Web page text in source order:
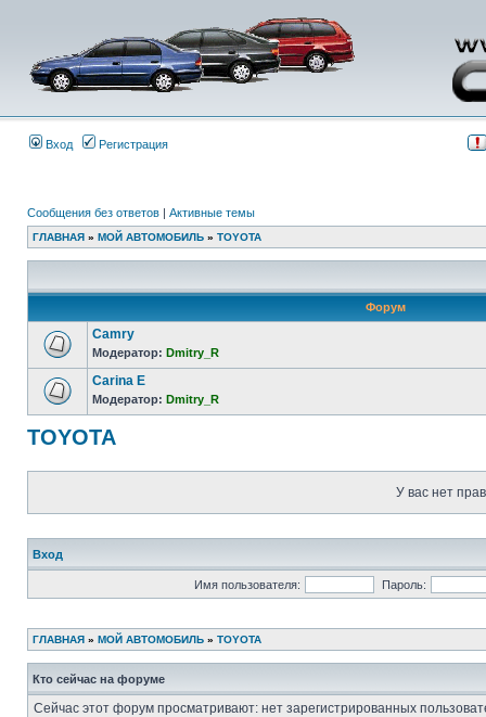
Вход Регистрация
Сообщения без ответов | Активные темы
ГЛАВНАЯ » МОЙ АВТОМОБИЛЬ » TOYOTA
Форум
Camry
Модератор: Dmitry_R
Carina E
Модератор: Dmitry_R
TOYOTA
У вас нет
Вход
Имя пользователя: Пароль:
ГЛАВНАЯ » МОЙ АВТОМОБИЛЬ » TOYOTA
Кто сейчас на форуме
Сейчас этот форум просматривают: нет зарегистрированных